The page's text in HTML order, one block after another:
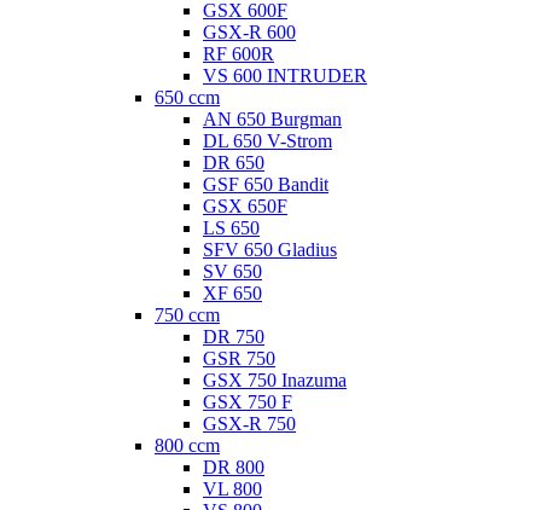
GSX 600F
GSX-R 600
RF 600R
VS 600 INTRUDER
650 ccm
AN 650 Burgman
DL 650 V-Strom
DR 650
GSF 650 Bandit
GSX 650F
LS 650
SFV 650 Gladius
SV 650
XF 650
750 ccm
DR 750
GSR 750
GSX 750 Inazuma
GSX 750 F
GSX-R 750
800 ccm
DR 800
VL 800